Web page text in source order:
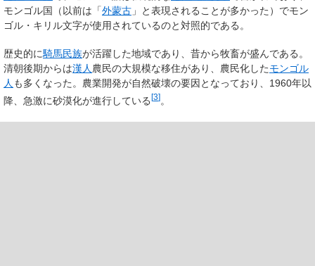
モンゴル国（以前は「外蒙古 」と表現されることが多かった）でモン
ゴル・キリル文字が使用されているのと対照的である。
歴史的に騎馬民族が活躍した地域であり、昔から牧畜が盛んである。
清朝後期からは漢人 農民の大規模な移住があり、農民化したモンゴル
人 も多くなった。農業開発が自然破壊の要因となっており、1960年以
降、急激に砂漠化が進行している[3]。